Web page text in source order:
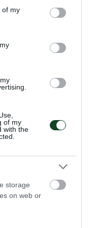
You may click to
its third-party tags to
in below Google
of my
of my
with the
storage
on web or
χωρίς ήττα